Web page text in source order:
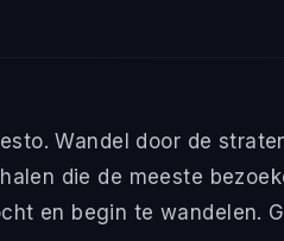
Wandel door de
die de meeste
en begin te wandelen.